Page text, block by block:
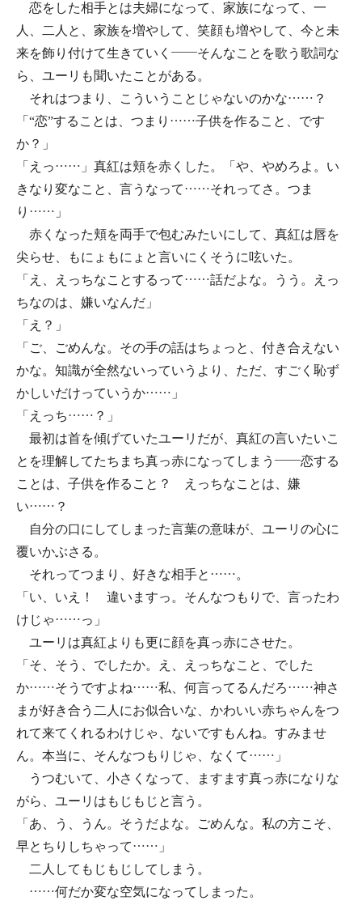
恋をした相手とは夫婦になって、家族になって、一
人、二人と、家族を増やして、笑顔も増やして、今と未
来を飾り付けて生きていく――そんなことを歌う歌詞な
ら、ユーリも聞いたことがある。
それはつまり、こういうことじゃないのかな……？
「“恋”することは、つまり……子供を作ること、です
か？」
「えっ……」真紅は頬を赤くした。「や、やめろよ。い
きなり変なこと、言うなって……それってさ。つま
り……」
赤くなった頬を両手で包むみたいにして、真紅は唇を
尖らせ、もにょもにょと言いにくそうに呟いた。
「え、えっちなことするって……話だよな。うう。えっ
ちなのは、嫌いなんだ」
「え？」
「ご、ごめんな。その手の話はちょっと、付き合えない
かな。知識が全然ないっていうより、ただ、すごく恥ず
かしいだけっていうか……」
「えっち……？」
最初は首を傾げていたユーリだが、真紅の言いたいこ
とを理解してたちまち真っ赤になってしまう――恋する
ことは、子供を作ること？ えっちなことは、嫌
い……？
自分の口にしてしまった言葉の意味が、ユーリの心に
覆いかぶさる。
それってつまり、好きな相手と……。
「い、いえ！ 違いますっ。そんなつもりで、言ったわ
けじゃ……っ」
ユーリは真紅よりも更に顔を真っ赤にさせた。
「そ、そう、でしたか。え、えっちなこと、でした
か……そうですよね……私、何言ってるんだろ……神さ
まが好き合う二人にお似合いな、かわいい赤ちゃんをつ
れて来てくれるわけじゃ、ないですもんね。すみませ
ん。本当に、そんなつもりじゃ、なくて……」
うつむいて、小さくなって、ますます真っ赤になりな
がら、ユーリはもじもじと言う。
「あ、う、うん。そうだよな。ごめんな。私の方こそ、
早とちりしちゃって……」
二人してもじもじしてしまう。
……何だか変な空気になってしまった。